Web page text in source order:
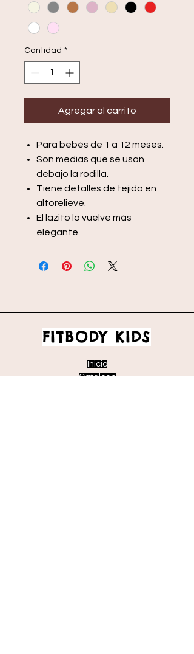
Cantidad *
Agregar al carrito
Para bebés de 1 a 12 meses.
Son medias que se usan
debajo la rodilla.
Tiene detalles de tejido en
altorelieve.
El lazito lo vuelve más
elegante.
FITBODY KIDS
Inicio
Catalogo